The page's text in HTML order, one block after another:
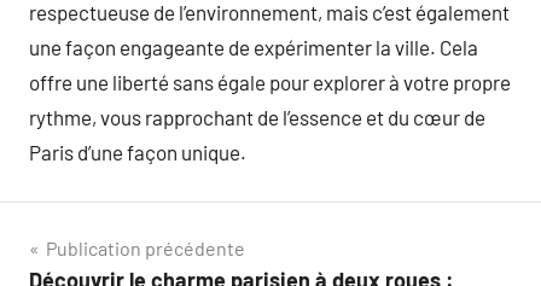
respectueuse de l’environnement, mais c’est également
une façon engageante de expérimenter la ville. Cela
offre une liberté sans égale pour explorer à votre propre
rythme, vous rapprochant de l’essence et du cœur de
Paris d’une façon unique.
Navigation
Publication précédente
Découvrir le charme parisien à deux roues :